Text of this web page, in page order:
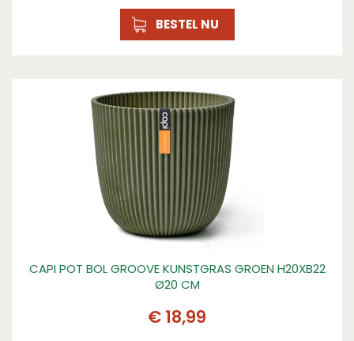
BESTEL NU
CAPI POT BOL GROOVE KUNSTGRAS GROEN H20XB22
Ø20 CM
€ 18,99